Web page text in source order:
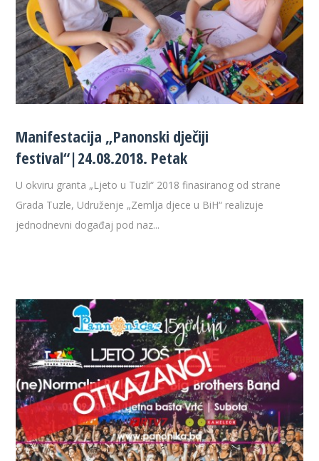
Manifestacija „Panonski dječiji
festival“|24.08.2018. Petak
U okviru granta „Ljeto u Tuzli“ 2018 finasiranog od strane
Grada Tuzle, Udruženje „Zemlja djece u BiH“ realizuje
jednodnevni događaj pod naz...